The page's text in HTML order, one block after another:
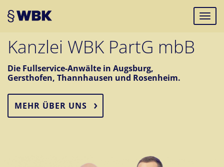
Kanzlei WBK PartG mbB
Die Fullservice-Anwälte in Augsburg,
Gersthofen, Thannhausen und Rosenheim.
MEHR ÜBER UNS